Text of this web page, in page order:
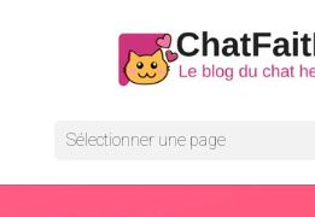
Sélectionner une page